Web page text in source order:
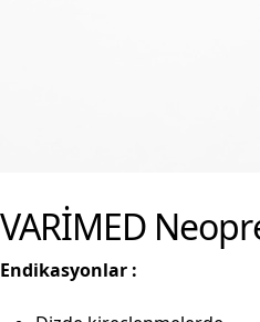
VARİMED
Endikasyonlar :